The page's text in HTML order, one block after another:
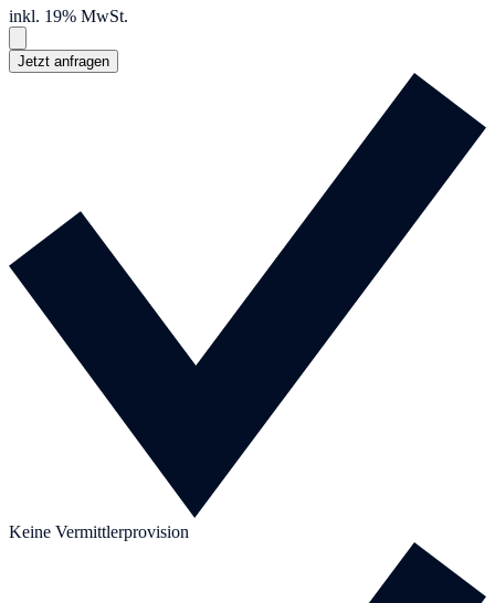
inkl. 19% MwSt.
Jetzt anfragen
Keine Vermittlerprovision